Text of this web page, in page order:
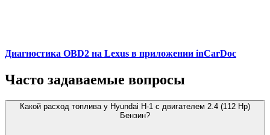
Диагностика OBD2 на Lexus в приложении inCarDoc
Часто задаваемые вопросы
Какой расход топлива у Hyundai H-1 с двигателем 2.4 (112 Hp)
Бензин?